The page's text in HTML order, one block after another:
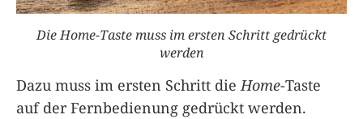
Die Home-Taste muss im ersten Schritt gedrückt
werden
Dazu muss im ersten Schritt die Home-Taste
auf der Fernbedienung gedrückt werden.